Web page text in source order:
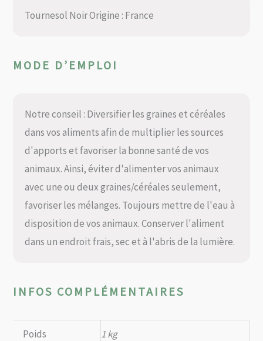
Tournesol Noir Origine : France
MODE D’EMPLOI
Notre conseil : Diversifier les graines et céréales
dans vos aliments afin de multiplier les sources
d'apports et favoriser la bonne santé de vos
animaux. Ainsi, éviter d'alimenter vos animaux
avec une ou deux graines/céréales seulement,
favoriser les mélanges. Toujours mettre de l'eau à
disposition de vos animaux. Conserver l'aliment
dans un endroit frais, sec et à l'abris de la lumière.
INFOS COMPLÉMENTAIRES
Poids 1 kg